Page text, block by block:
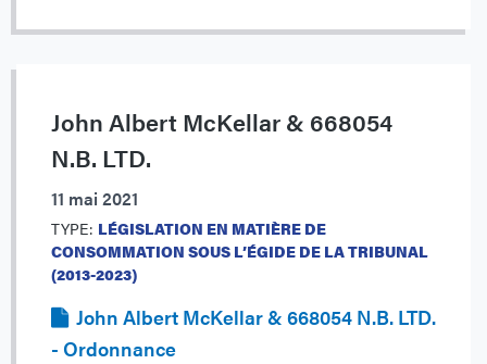
John Albert McKellar & 668054
N.B. LTD.
11 mai 2021
TYPE: LÉGISLATION EN MATIÈRE DE
CONSOMMATION SOUS L’ÉGIDE DE LA TRIBUNAL
(2013-2023)
John Albert McKellar & 668054 N.B. LTD.
- Ordonnance